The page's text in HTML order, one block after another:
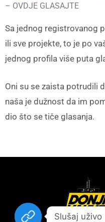
– OVDJE GLASAJTE
Sa jednog registrovanog
ili sve projekte, to je po
jednog profila više puta
Oni su se zaista potrudili
naša je dužnost da im
dio što se tiče glasanja.
Slušaj uživo